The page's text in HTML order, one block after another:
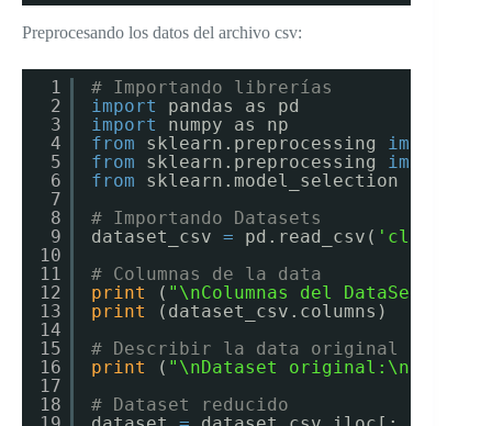
Preprocesando los datos del archivo csv:
1
2
3
4
5
6
7
8
9
10
11
12
13
14
15
16
17
18
# Importando librerías
import
pandas as pd
import
numpy as np
from
sklearn.preprocessing import
from
sklearn.preprocessing import
from
sklearn.model_selection
# Importando Datasets
dataset_csv = pd.read_csv(
# Columnas de la data
print
( "\nColumnas del DataSet: "
print
(dataset_csv.columns)
# Describir la data original
print
( "\nDataset original:\n"
# Dataset reducido